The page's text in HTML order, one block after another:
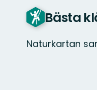
Bästa
Naturkartan